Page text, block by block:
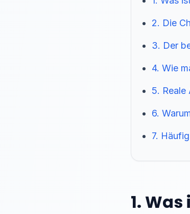
2. Die
3. Der
4. Wie
5. Reale
6.
7.
1.